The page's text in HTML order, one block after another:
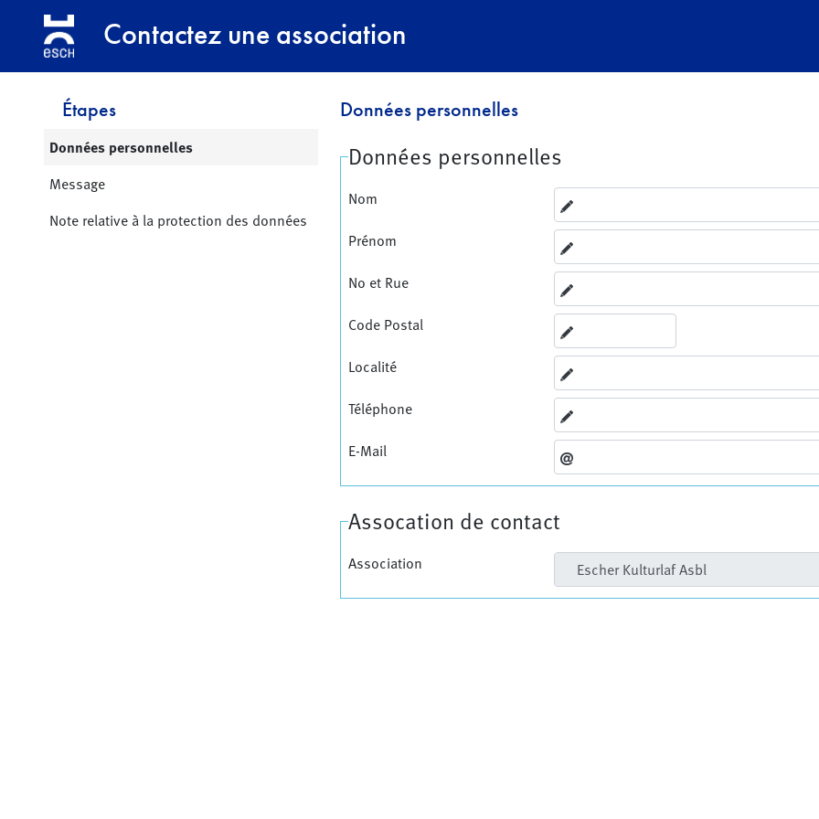
Contactez une association
Étapes
Données personnellesPage active:
Message
Note relative à la protection des données
Données personnelles
Données personnelles
Nom
Prénom
No et Rue
Code Postal
Localité
Téléphone
E-Mail
Assocation de contact
Association